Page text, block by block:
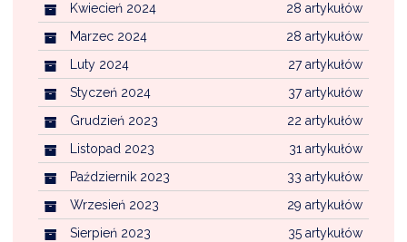
28 artykułów
Kwiecień 2024
28 artykułów
Marzec 2024
27 artykułów
Luty 2024
37 artykułów
Styczeń 2024
22 artykułów
Grudzień 2023
31 artykułów
Listopad 2023
33 artykułów
Październik 2023
29 artykułów
Wrzesień 2023
35 artykułów
Sierpień 2023